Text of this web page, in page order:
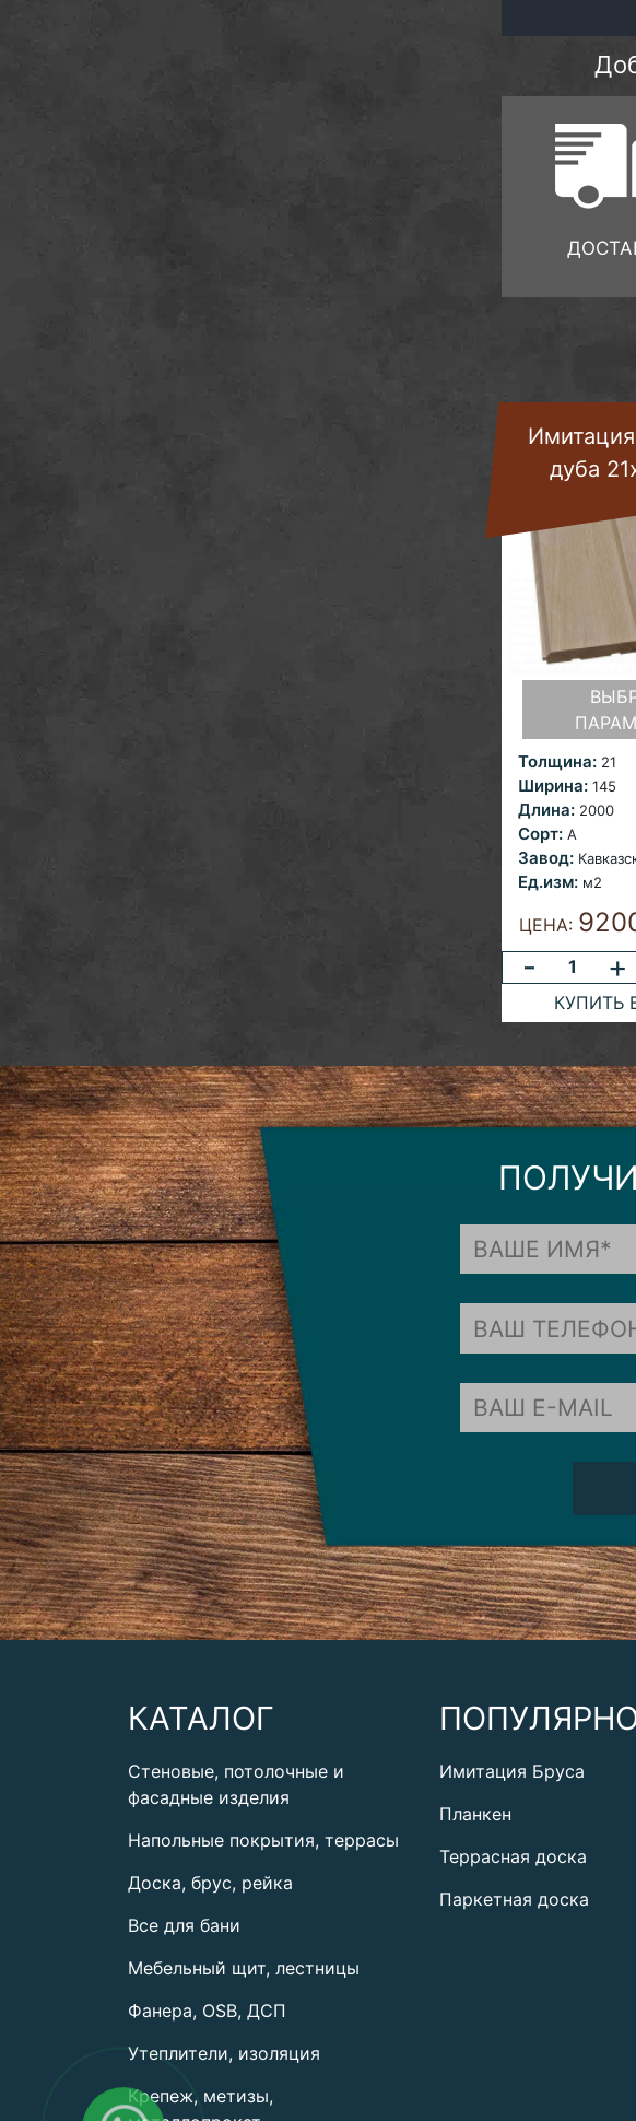
дуба
Толщина: 21
Ширина: 145
Длина: 2000
Сорт: A
Завод:
Ед.изм: м2
ЦЕНА:
- +
КУПИТЬ
КАТАЛОГ
Стеновые, потолочные и
фасадные изделия
Напольные покрытия, террасы
Доска, брус, рейка
Все для бани
Мебельный щит, лестницы
Фанера, OSB, ДСП
Утеплители, изоляция
Крепеж, метизы,
Имитация Бруса
Планкен
Террасная доска
Паркетная доска